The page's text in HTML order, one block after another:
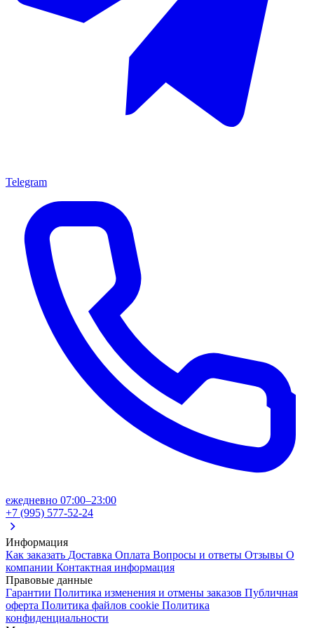
Telegram
ежедневно 07:00–23:00
+7 (995) 577-52-24
Информация
Как заказать Доставка Оплата Вопросы и ответы Отзывы О
компании Контактная информация
Правовые данные
Гарантии Политика изменения и отмены заказов Публичная
оферта Политика файлов cookie Политика
конфиденциальности